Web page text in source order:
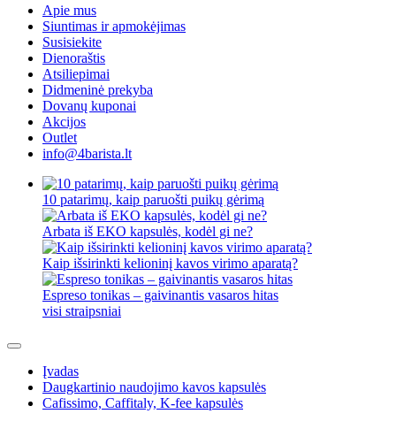
Apie mus
Siuntimas ir apmokėjimas
Susisiekite
Dienoraštis
Atsiliepimai
Didmeninė prekyba
Dovanų kuponai
Akcijos
Outlet
info@4barista.lt
10 patarimų, kaip paruošti puikų gėrimą
Arbata iš EKO kapsulės, kodėl gi ne?
Kaip išsirinkti kelioninį kavos virimo aparatą?
Espreso tonikas – gaivinantis vasaros hitas
visi straipsniai
Įvadas
Daugkartinio naudojimo kavos kapsulės
Cafissimo, Caffitaly, K-fee kapsulės